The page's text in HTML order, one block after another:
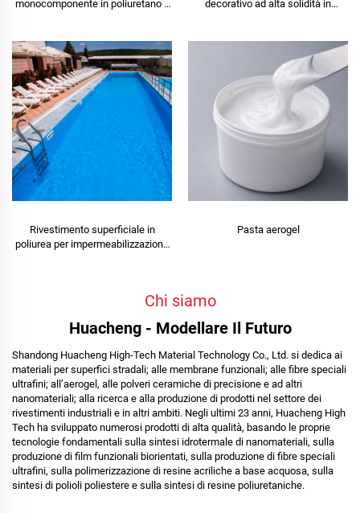
monocomponente in poliuretano a
decorativo ad alta solidità in
Rivestimento superficiale in
poliurea per impermeabilizzazione
Pasta aerogel
Chi siamo
Huacheng - Modellare Il Futuro
Shandong Huacheng High-Tech Material Technology Co., Ltd. si dedica ai
materiali per superfici stradali; alle membrane funzionali; alle fibre speciali
ultrafini; all’aerogel, alle polveri ceramiche di precisione e ad altri
nanomateriali; alla ricerca e alla produzione di prodotti nel settore dei
rivestimenti industriali e in altri ambiti. Negli ultimi 23 anni, Huacheng High
Tech ha sviluppato numerosi prodotti di alta qualità, basando le proprie
tecnologie fondamentali sulla sintesi idrotermale di nanomateriali, sulla
produzione di film funzionali biorientati, sulla produzione di fibre speciali
ultrafini, sulla polimerizzazione di resine acriliche a base acquosa, sulla
sintesi di polioli poliestere e sulla sintesi di resine poliuretaniche.